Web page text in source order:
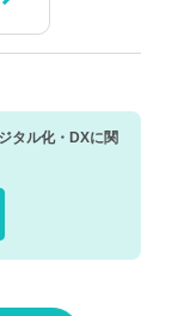
タル化・DXに関